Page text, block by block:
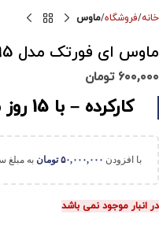
خانه فروشگاه ماوس
ماوس ای فورتک مدل A4Tech J95
۶۰۰,۰۰۰ تومان
کارکرده – با 15 روز مهلت تست
با افزودن ۵۰,۰۰۰,۰۰۰ تومان به مبلغ
در انبار موجود نمی باشد